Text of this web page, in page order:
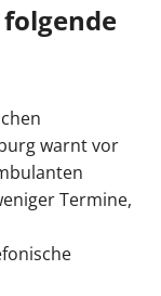
warnt vor
Termine,